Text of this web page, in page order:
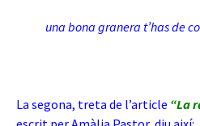
una bona granera t’has de
La segona, treta de l’article “La